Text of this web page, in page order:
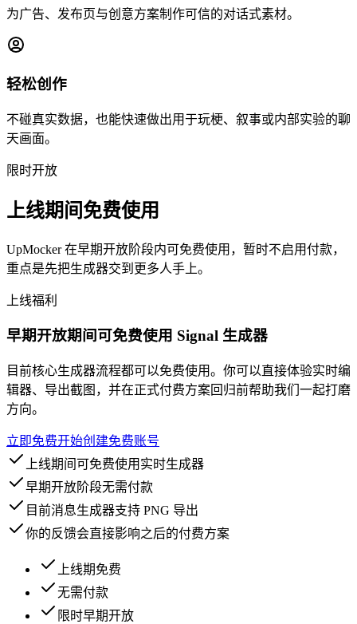
为广告、发布页与创意方案制作可信的对话式素材。
轻松创作
不碰真实数据，也能快速做出用于玩梗、叙事或内部实验的聊
天画面。
限时开放
上线期间免费使用
UpMocker 在早期开放阶段内可免费使用，暂时不启用付款，
重点是先把生成器交到更多人手上。
上线福利
早期开放期间可免费使用 Signal 生成器
目前核心生成器流程都可以免费使用。你可以直接体验实时编
辑器、导出截图，并在正式付费方案回归前帮助我们一起打磨
方向。
立即免费开始创建免费账号
上线期间可免费使用实时生成器
早期开放阶段无需付款
目前消息生成器支持 PNG 导出
你的反馈会直接影响之后的付费方案
上线期免费
无需付款
限时早期开放